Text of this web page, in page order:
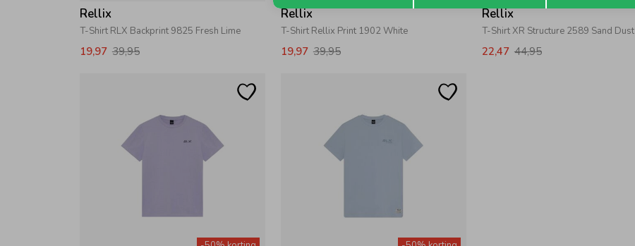
Rellix
T-Shirt RLX Backprint 9825 Fresh Lime
19,97 39,95
Rellix
T-Shirt Rellix Print 1902 White
19,97 39,95
Rellix
T-Shirt XR Structure 2589 Sand Dust
22,47 44,95